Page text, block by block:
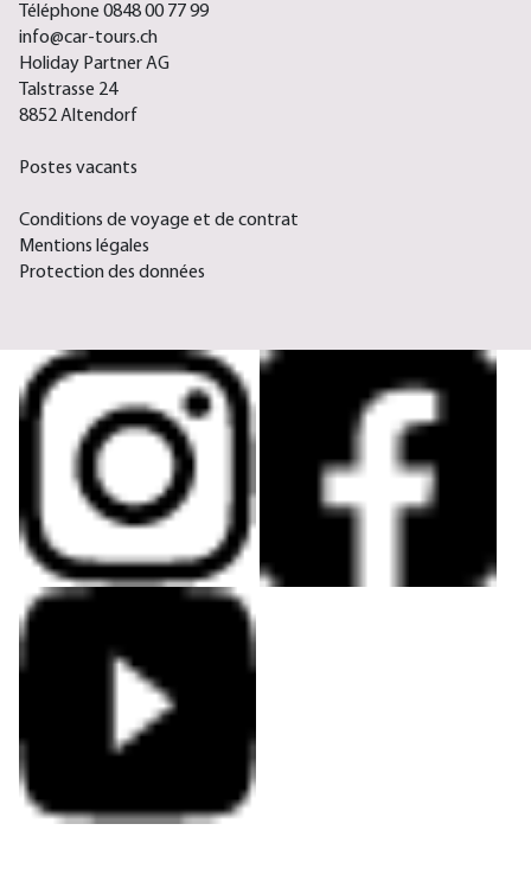
Téléphone 0848 00 77 99
info@car-tours.ch
Holiday Partner AG
Talstrasse 24
8852 Altendorf
Postes vacants
Conditions de voyage et de contrat
Mentions légales
Protection des données